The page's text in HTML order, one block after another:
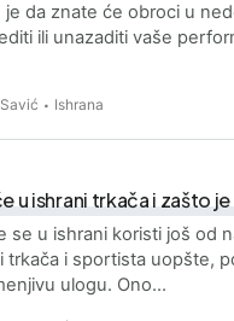
je da znate će obroci u
ili unazaditi vaše
Ishrana
u ishrani trkača i zašto
se u ishrani koristi još od
trkača i sportista uopšte,
ulogu. Ono…